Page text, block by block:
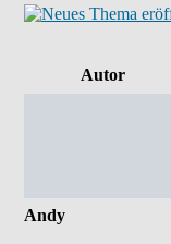
Autor
Andy